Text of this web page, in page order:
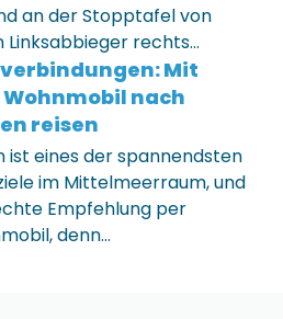
an der Stopptafel von
Linksabbieger rechts…
Mit
nach
reisen
ist eines der spannendsten
im Mittelmeerraum, und
Empfehlung per
denn…